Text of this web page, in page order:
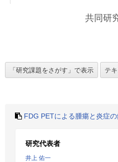
共同研
FDG PETによる腫瘍と炎症
研究代表者
井上 佑一